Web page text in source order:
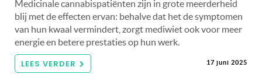
Medicinale cannabispatiënten zijn in grote meerderheid
blij met de effecten ervan: behalve dat het de symptomen
van hun kwaal vermindert, zorgt mediwiet ook voor meer
energie en betere prestaties op hun werk.
LEES VERDER 17 juni 2025